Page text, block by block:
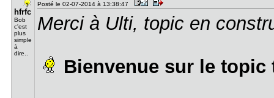
hfrfc
Bob
c'est
plus
simple
à
dire..
Posté le 02-07-2014 à 13:38:47
Merci à Ulti, topic en
Bienvenue sur le topic